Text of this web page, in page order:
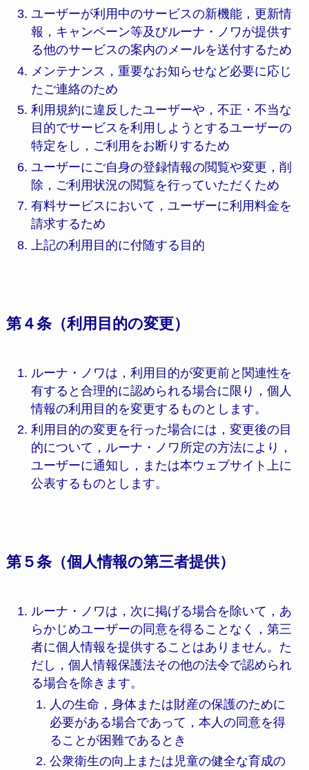
ユーザーが利用中のサービスの新機能，更新情
報，キャンペーン等及びルーナ・ノワが提供す
る他のサービスの案内のメールを送付するため
メンテナンス，重要なお知らせなど必要に応じ
たご連絡のため
利用規約に違反したユーザーや，不正・不当な
目的でサービスを利用しようとするユーザーの
特定をし，ご利用をお断りするため
ユーザーにご自身の登録情報の閲覧や変更，削
除，ご利用状況の閲覧を行っていただくため
有料サービスにおいて，ユーザーに利用料金を
請求するため
上記の利用目的に付随する目的
第４条（利用目的の変更）
ルーナ・ノワは，利用目的が変更前と関連性を
有すると合理的に認められる場合に限り，個人
情報の利用目的を変更するものとします。
利用目的の変更を行った場合には，変更後の目
的について，ルーナ・ノワ所定の方法により，
ユーザーに通知し，または本ウェブサイト上に
公表するものとします。
第５条（個人情報の第三者提供）
ルーナ・ノワは，次に掲げる場合を除いて，あ
らかじめユーザーの同意を得ることなく，第三
者に個人情報を提供することはありません。た
だし，個人情報保護法その他の法令で認められ
る場合を除きます。
人の生命，身体または財産の保護のために
必要がある場合であって，本人の同意を得
ることが困難であるとき
公衆衛生の向上または児童の健全な育成の